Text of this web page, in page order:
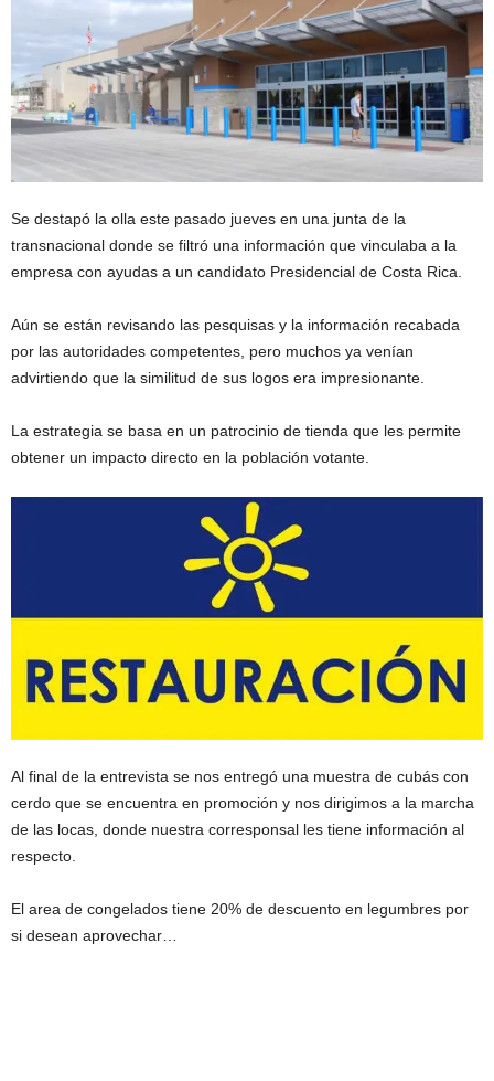
Se destapó la olla este pasado jueves en una junta de la
transnacional donde se filtró una información que vinculaba a la
empresa con ayudas a un candidato Presidencial de Costa Rica.
Aún se están revisando las pesquisas y la información recabada
por las autoridades competentes, pero muchos ya venían
advirtiendo que la similitud de sus logos era impresionante.
La estrategia se basa en un patrocinio de tienda que les permite
obtener un impacto directo en la población votante.
Al final de la entrevista se nos entregó una muestra de cubás con
cerdo que se encuentra en promoción y nos dirigimos a la marcha
de las locas, donde nuestra corresponsal les tiene información al
respecto.
El area de congelados tiene 20% de descuento en legumbres por
si desean aprovechar…